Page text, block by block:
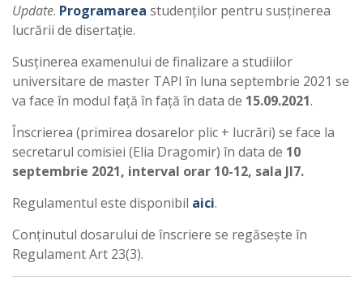
Update. Programarea studenților pentru susținerea
lucrării de disertație.
Susținerea examenului de finalizare a studiilor
universitare de master TAPI în luna septembrie 2021 se
va face în modul față în față în data de 15.09.2021.
Înscrierea (primirea dosarelor plic + lucrări) se face la
secretarul comisiei (Elia Dragomir) în data de 10
septembrie 2021, interval orar 10-12, sala JI7.
Regulamentul este disponibil aici.
Conținutul dosarului de înscriere se regăsește în
Regulament Art 23(3).